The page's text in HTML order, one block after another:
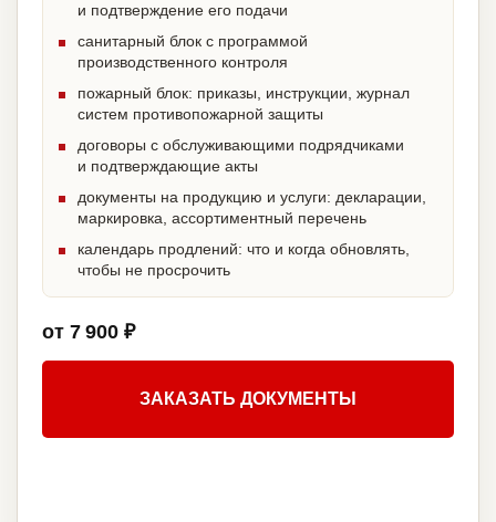
и подтверждение его подачи
санитарный блок с программой
производственного контроля
пожарный блок: приказы, инструкции, журнал
систем противопожарной защиты
договоры с обслуживающими подрядчиками
и подтверждающие акты
документы на продукцию и услуги: декларации,
маркировка, ассортиментный перечень
календарь продлений: что и когда обновлять,
чтобы не просрочить
от 7 900 ₽
ЗАКАЗАТЬ ДОКУМЕНТЫ